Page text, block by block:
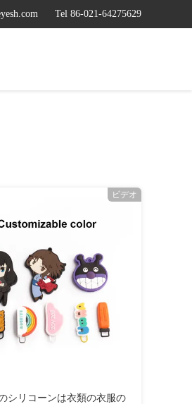
Tel 86-021-64275629
ビデオ
シリコーンは衣類の衣服の